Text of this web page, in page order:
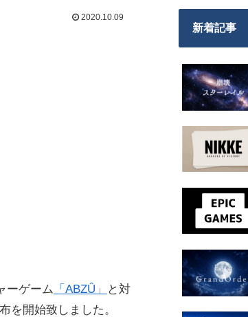
2020.10.09
ーゲーム 「ABZÛ」
と対
を開始致しました。
新着記事